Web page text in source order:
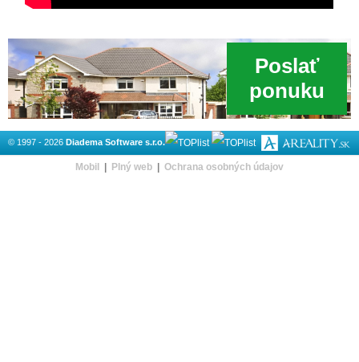
Poslať
ponuku
© 1997 - 2026 Diadema Software s.r.o.
Mobil Plný web Ochrana osobných údajov